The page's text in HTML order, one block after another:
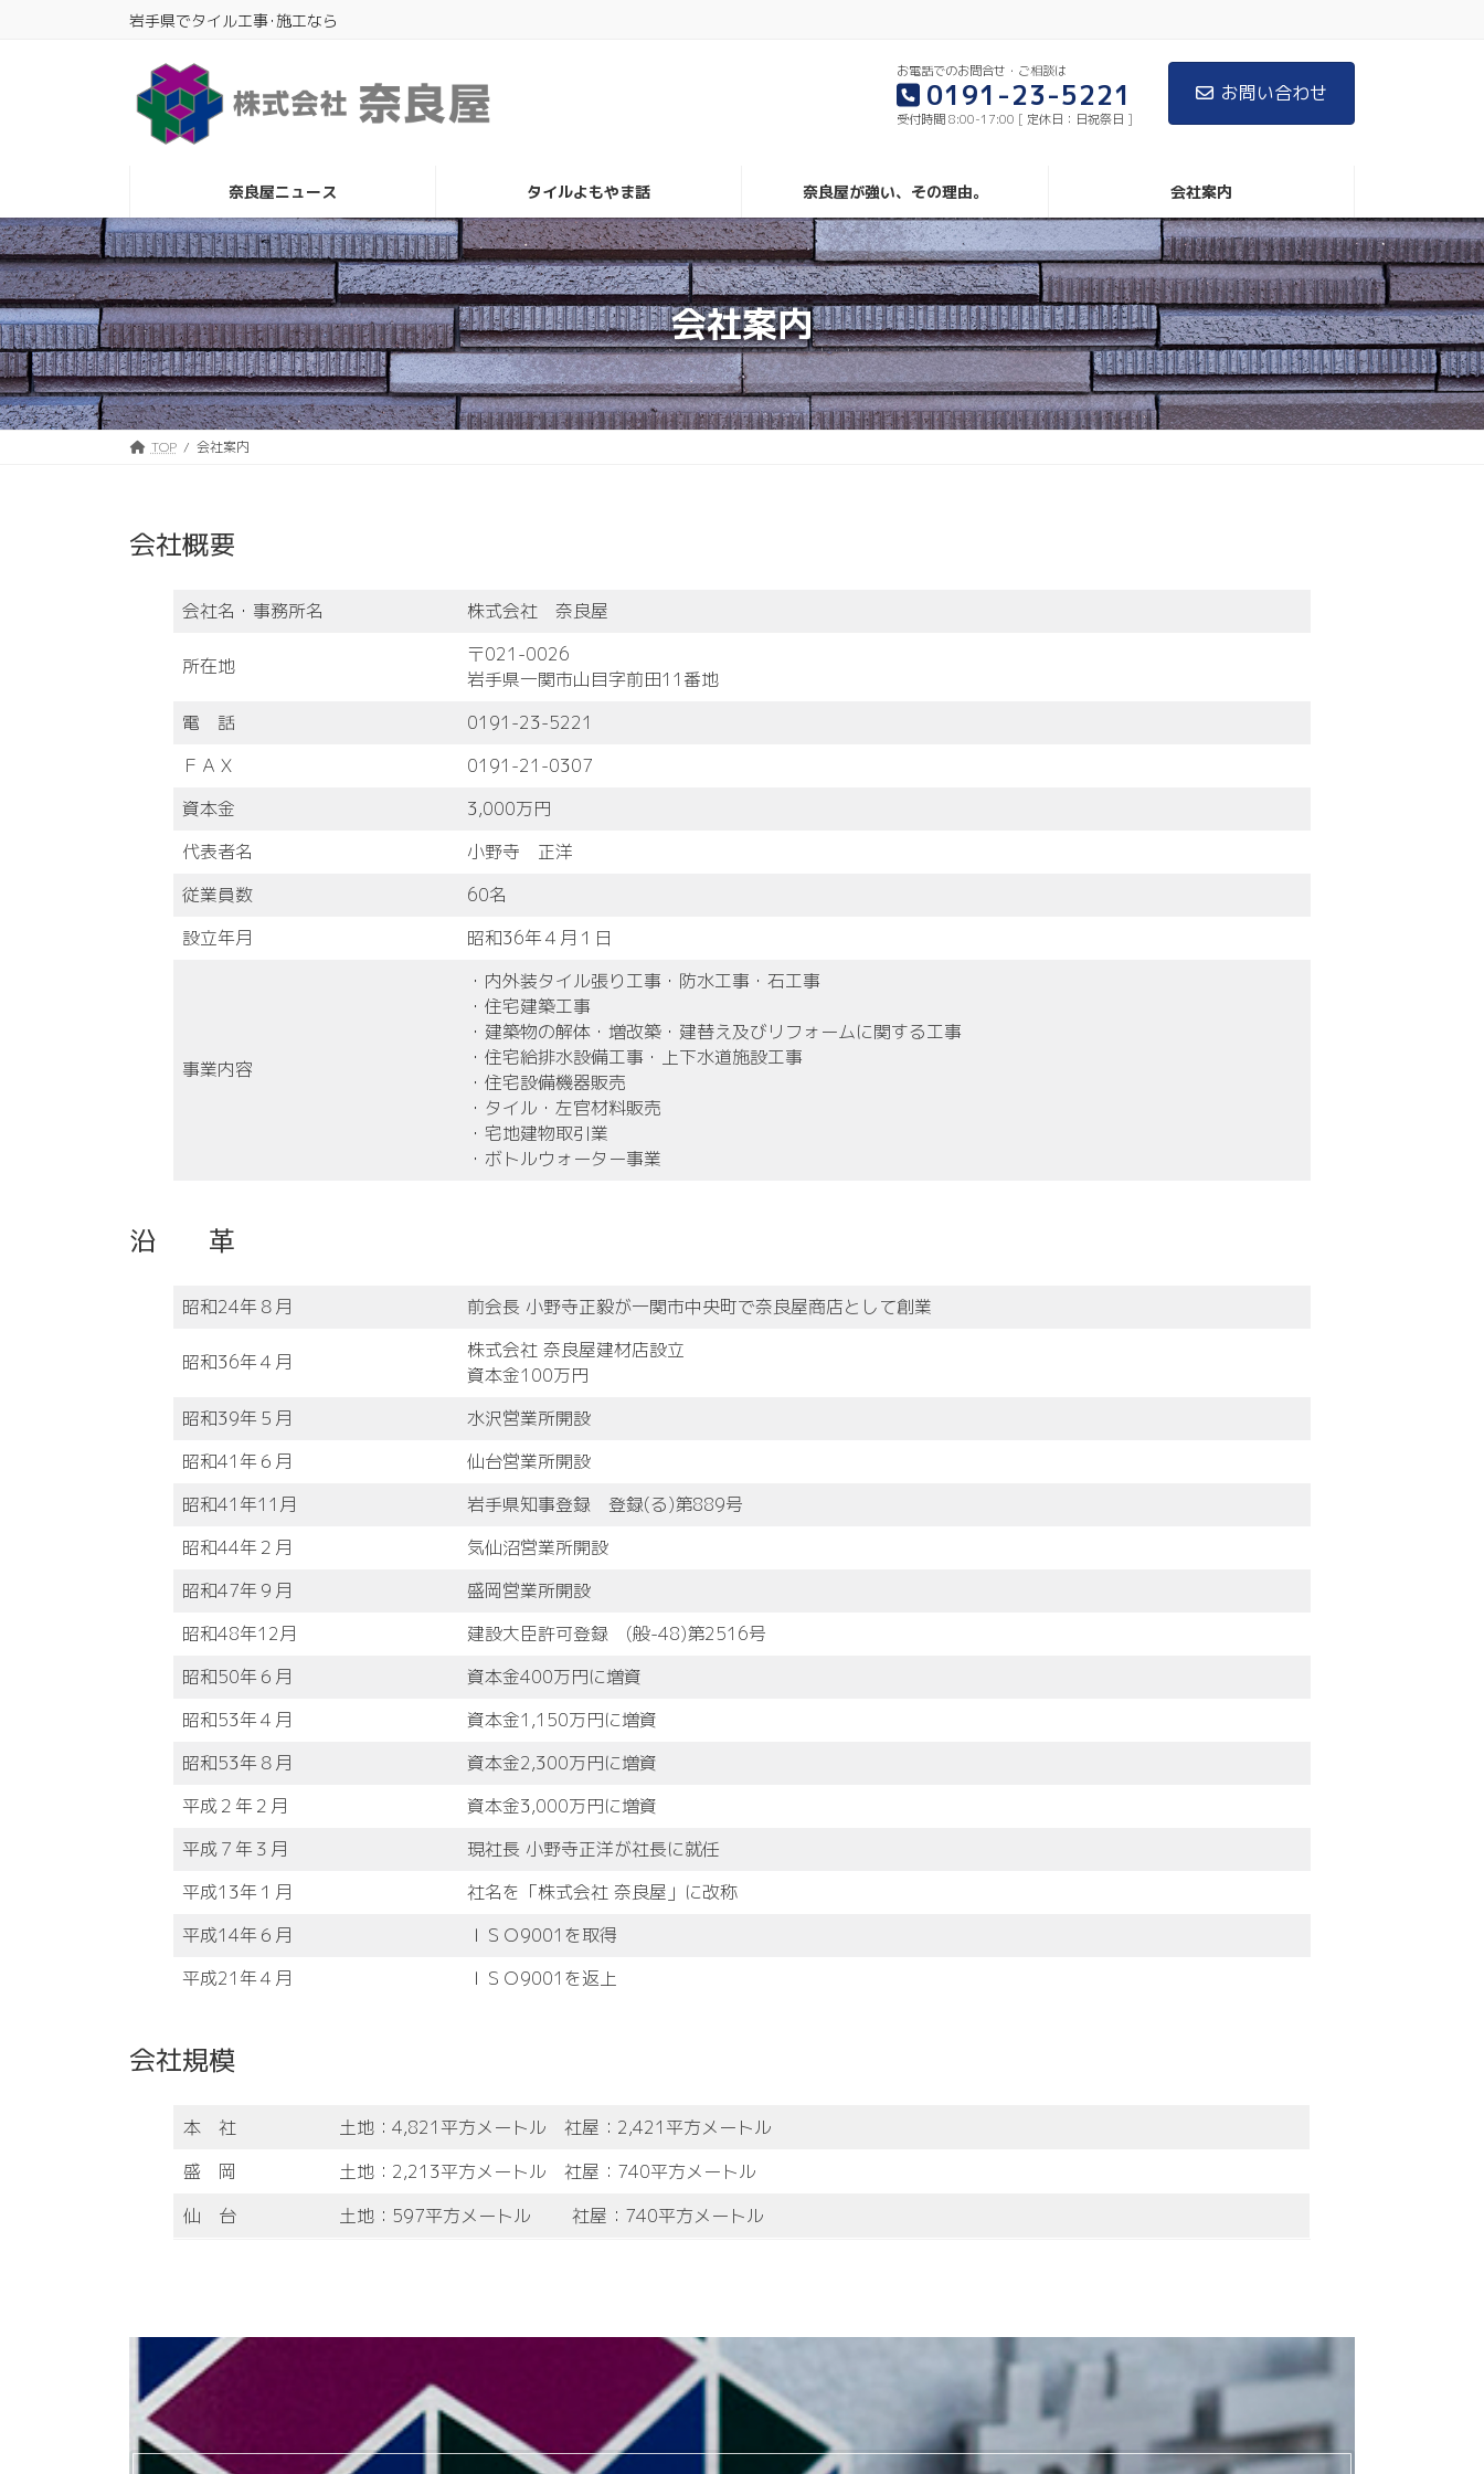
岩手県でタイル工事･施工なら
お電話でのお問合せ・ご相談は
0191-23-5221
受付時間 8:00-17:00 [ 定休日：日祝祭日 ]
お問い合わせ
奈良屋ニュース タイルよもやま話 奈良屋が強い、その理由。 会社案内
会社案内
TOP 会社案内
会社概要
会社名・ 事務所名 株式会社 奈良屋
所在地
〒021-0026
岩手県一関市山目字前田11番地
電 話
0191-23-5221
ＦＡＸ
0191-21-0307
資本金
3,000万円
代表者名
小野寺 正洋
従業員数
60名
設立年月
昭和36年４月１日
事業内容
・内外装タイル張り工事・防水工事・石工事
・住宅建築工事
・建築物の解体・増改築・建替え及びリフォームに関する工事
・住宅給排水設備工事・上下水道施設工事
・住宅設備機器販売
・タイル・左官材料販売
・宅地建物取引業
・ボトルウォーター事業
沿 革
昭和24年 ８月 前会長 小野寺正毅が一関市中央町で奈良屋商店として創業
昭和36年４月
株式会社 奈良屋建材店設立
資本金100万円
昭和39年 ５月
水沢営業所開設
昭和41年 ６月
仙台営業所開設
昭和41年11月
岩手県知事登録 登録(る)第889号
昭和44年 ２月
気仙沼営業所開設
昭和47年 ９月
盛岡営業所開設
昭和48年12月
建設大臣許可登録 (般-48)第2516号
昭和50年 ６月
資本金400万円に増資
昭和53年４月
資本金1,150万円に増資
昭和53年 ８月
資本金2,300万円に増資
平成２年 ２月
資本金3,000万円に増資
平成７年 ３月
現社長 小野寺正洋が社長に就任
平成13年 １月
社名を「株式会社 奈良屋」に改称
平成14年 ６月
ＩＳＯ9001を取得
平成21年４月 ＩＳＯ9001を返上
会社規模
本 社 土地：4,821平方メートル 社屋：2,421平方メートル
盛 岡
土地：2,213平方メートル 社屋：740平方メートル
仙 台
土地：597平方メートル 社屋：740平方メートル